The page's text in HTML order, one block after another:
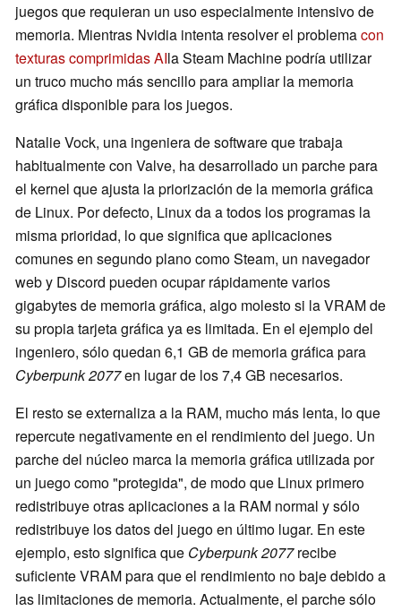
juegos que requieran un uso especialmente intensivo de
memoria. Mientras Nvidia intenta resolver el problemacon
texturas comprimidas AIla Steam Machine podría utilizar
un truco mucho más sencillo para ampliar la memoria
gráfica disponible para los juegos.
Natalie Vock, una ingeniera de software que trabaja
habitualmente con Valve, ha desarrollado un parche para
el kernel que ajusta la priorización de la memoria gráfica
de Linux. Por defecto, Linux da a todos los programas la
misma prioridad, lo que significa que aplicaciones
comunes en segundo plano como Steam, un navegador
web y Discord pueden ocupar rápidamente varios
gigabytes de memoria gráfica, algo molesto si la VRAM de
su propia tarjeta gráfica ya es limitada. En el ejemplo del
ingeniero, sólo quedan 6,1 GB de memoria gráfica para
Cyberpunk 2077en lugar de los 7,4 GB necesarios.
El resto se externaliza a la RAM, mucho más lenta, lo que
repercute negativamente en el rendimiento del juego. Un
parche del núcleo marca la memoria gráfica utilizada por
un juego como "protegida", de modo que Linux primero
redistribuye otras aplicaciones a la RAM normal y sólo
redistribuye los datos del juego en último lugar. En este
ejemplo, esto significa que Cyberpunk 2077recibe
suficiente VRAM para que el rendimiento no baje debido a
las limitaciones de memoria. Actualmente, el parche sólo